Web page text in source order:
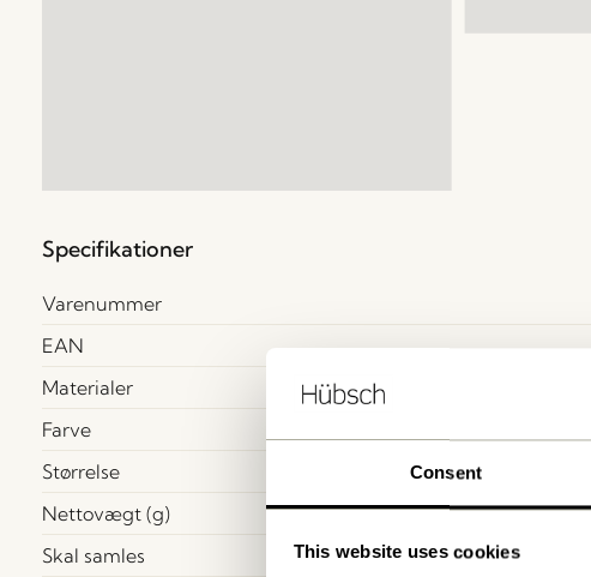
Consent
This website uses cookies
Specifikationer
Varenummer
EAN
Materialer
Farve
Størrelse
Nettovægt (g)
Skal samles